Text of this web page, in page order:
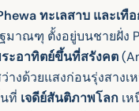
ทะเลสาบ และเทื
มาณฑุ ตั้งอยู่บนชายฝั่ง
ะอาทิตย์ขึ้นที่สรังคต
ว่างด้วยแสงก่อนรุ่งสาง
ที่ เจดีย์สันติภาพโลก เ